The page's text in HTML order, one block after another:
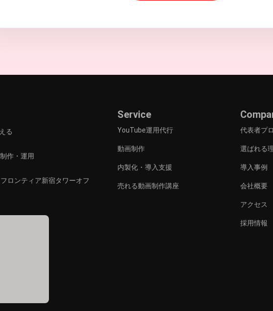
る
作・運用
ロンティア新宿タワーオフ
Service
YouTube運用代行
動画制作
内製化・導入支援
売れる動画制作講座
代表者プ
選ばれる
導入事例
会社概要
アクセス
採用情報